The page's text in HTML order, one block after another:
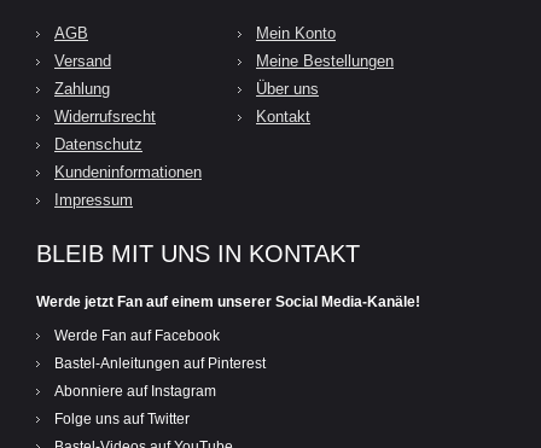
AGB
Versand
Zahlung
Widerrufsrecht
Datenschutz
Kundeninformationen
Impressum
Mein Konto
Meine Bestellungen
Über uns
Kontakt
BLEIB MIT UNS IN KONTAKT
Werde jetzt Fan auf einem unserer Social Media-Kanäle!
Werde Fan auf Facebook
Bastel-Anleitungen auf Pinterest
Abonniere auf Instagram
Folge uns auf Twitter